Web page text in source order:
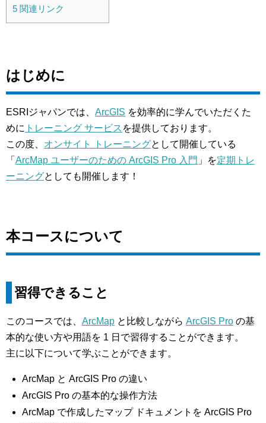
5 関連リンク
はじめに
ESRIジャパンでは、 ArcGIS を効率的に学んでいただくた
めに トレーニング サービス を提供しております。
この度、 オンサイト トレーニングとして開催している
「 ArcMap ユーザーのための ArcGIS Pro 入門 」を定期トレ
ーニングとしても開催します！
本コースについて
習得できること
このコースでは、 ArcMap と比較しながら ArcGIS Pro の基
本的な使い方や用語を 1 日で習得することができます。
主に以下について学ぶことができます。
ArcMap と ArcGIS Pro の違い
ArcGIS Pro の基本的な操作方法
ArcMap で作成したマップ ドキュメントを ArcGIS Pro